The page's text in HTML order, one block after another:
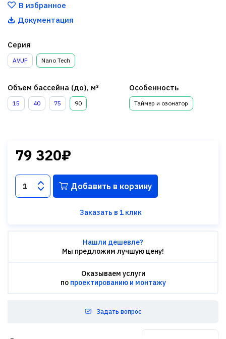
В избранное
Документация
Серия
AVUF Nano Tech
Объем бассейна (до), м³
15 40 75 90
Особенность
Таймер и озонатор
79 320₽
Добавить в корзину
Заказать в 1 клик
Нашли дешевле?
Мы предложим лучшую цену!
Оказываем услуги
по проектированию и монтажу
Задать вопрос